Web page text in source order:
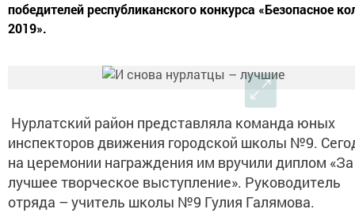
победителей республиканского конкурса «Безопасное
2019».
Нурлатский район представляла команда юных
инспекторов движения городской школы №9.
на церемонии награждения им вручили диплом «За
лучшее творческое выступление». Руководитель
отряда – учитель школы №9 Гулия Галямова.